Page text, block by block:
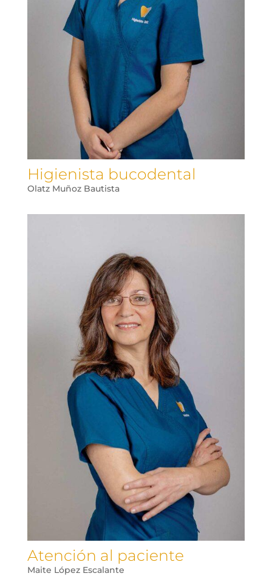
Higienista bucodental
Olatz Muñoz Bautista
Atención al paciente
Maite López Escalante